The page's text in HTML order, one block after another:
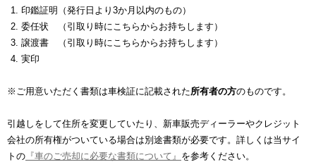
印鑑証明（発行日より3か月以内のもの）
委任状 （引取り時にこちらからお持ちします）
譲渡書 （引取り時にこちらからお持ちします）
実印
※ご用意いただく書類は車検証に記載された所有者の方のものです。
引越しをして住所を変更していたり、新車販売ディーラーやクレジット
会社の所有権がついている場合は別途書類が必要です。詳しくは当サイ
トの 『車のご売却に必要な書類について』 を参考ください。